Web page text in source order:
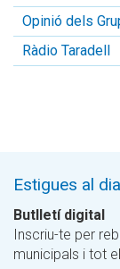
Opinió dels
Ràdio Taradell
Estigues al dia
Butlletí digital
Inscriu-te per
municipals i tot